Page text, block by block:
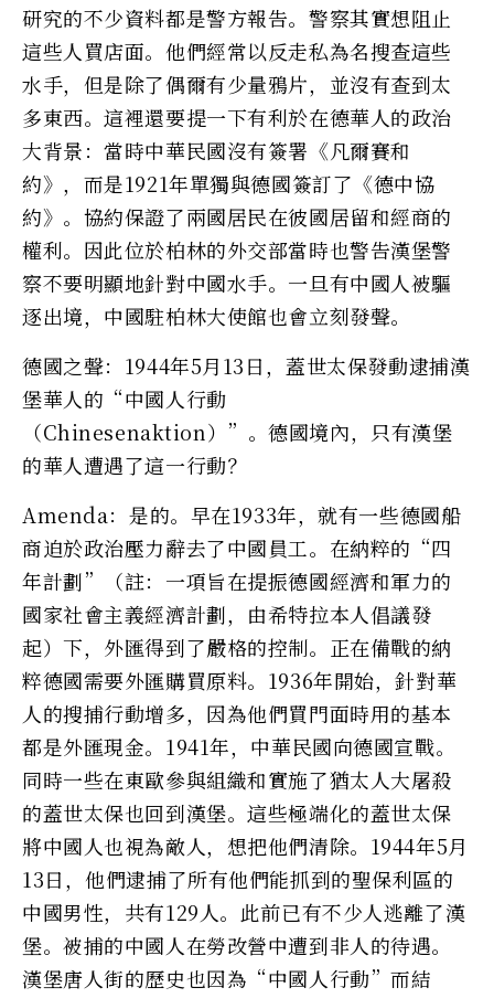
研究的不少資料都是警方報告。警察其實想阻止
這些人買店面。他們經常以反走私為名搜查這些
水手，但是除了偶爾有少量鴉片，並沒有查到太
多東西。這裡還要提一下有利於在德華人的政治
大背景：當時中華民國沒有簽署《凡爾賽和
約》，而是1921年單獨與德國簽訂了《德中協
約》。協約保證了兩國居民在彼國居留和經商的
權利。因此位於柏林的外交部當時也警告漢堡警
察不要明顯地針對中國水手。一旦有中國人被驅
逐出境，中國駐柏林大使館也會立刻發聲。
德國之聲：1944年5月13日，蓋世太保發動逮捕漢
堡華人的“中國人行動
（Chinesenaktion）”。德國境內，只有漢堡
的華人遭遇了這一行動？
Amenda：是的。早在1933年，就有一些德國船
商迫於政治壓力辭去了中國員工。在納粹的“四
年計劃”（註：一項旨在提振德國經濟和軍力的
國家社會主義經濟計劃，由希特拉本人倡議發
起）下，外匯得到了嚴格的控制。正在備戰的納
粹德國需要外匯購買原料。1936年開始，針對華
人的搜捕行動增多，因為他們買門面時用的基本
都是外匯現金。1941年，中華民國向德國宣戰。
同時一些在東歐參與組織和實施了猶太人大屠殺
的蓋世太保也回到漢堡。這些極端化的蓋世太保
將中國人也視為敵人，想把他們清除。1944年5月
13日，他們逮捕了所有他們能抓到的聖保利區的
中國男性，共有129人。此前已有不少人逃離了漢
堡。被捕的中國人在勞改營中遭到非人的待遇。
漢堡唐人街的歷史也因為“中國人行動”而結